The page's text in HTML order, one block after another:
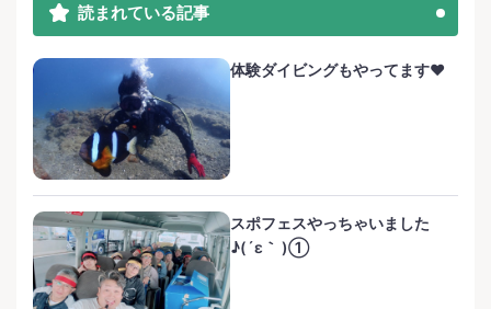
読まれている記事
体験ダイビングもやってます❤️
スポフェスやっちゃいました
♪(´ε｀ )①